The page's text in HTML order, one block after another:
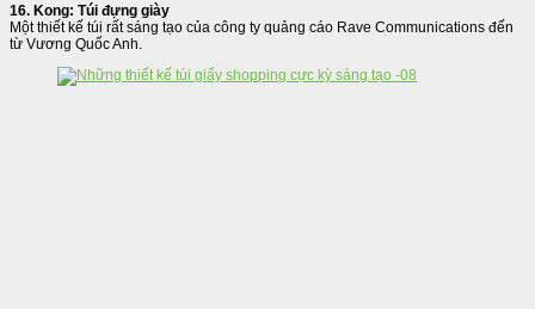
16. Kong: Túi đựng giày
Một thiết kế túi rất sáng tạo của công ty quảng cáo Rave Communications đến
từ Vương Quốc Anh.